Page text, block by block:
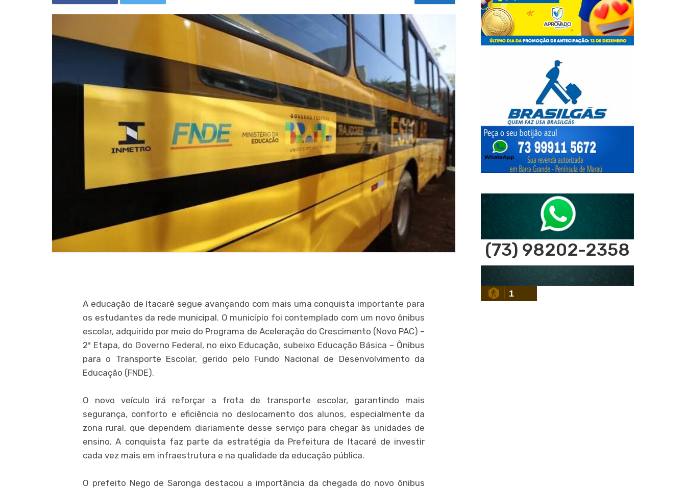
A educação de Itacaré segue avançando com mais uma conquista importante para
os estudantes da rede municipal. O município foi contemplado com um novo ônibus
escolar, adquirido por meio do Programa de Aceleração do Crescimento (Novo PAC) –
2ª Etapa, do Governo Federal, no eixo Educação, subeixo Educação Básica – Ônibus
para o Transporte Escolar, gerido pelo Fundo Nacional de Desenvolvimento da
Educação (FNDE).
O novo veículo irá reforçar a frota de transporte escolar, garantindo mais
segurança, conforto e eficiência no deslocamento dos alunos, especialmente da
zona rural, que dependem diariamente desse serviço para chegar às unidades de
ensino. A conquista faz parte da estratégia da Prefeitura de Itacaré de investir
cada vez mais em infraestrutura e na qualidade da educação pública.
O prefeito Nego de Saronga destacou a importância da chegada do novo ônibus
(73) 98202-2358
1